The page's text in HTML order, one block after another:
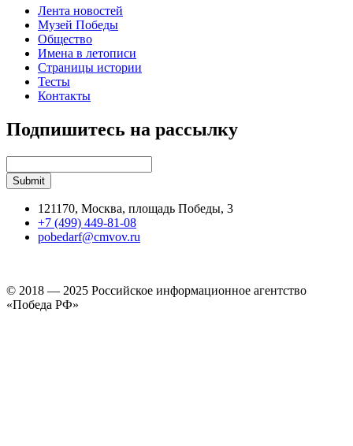
Лента новостей
Музей Победы
Общество
Имена в летописи
Страницы истории
Тесты
Контакты
Подпишитесь на рассылку
121170, Москва, площадь Победы, 3
+7 (499) 449-81-08
pobedarf@cmvov.ru
© 2018 — 2025 Российское информационное агентство
«Победа РФ»